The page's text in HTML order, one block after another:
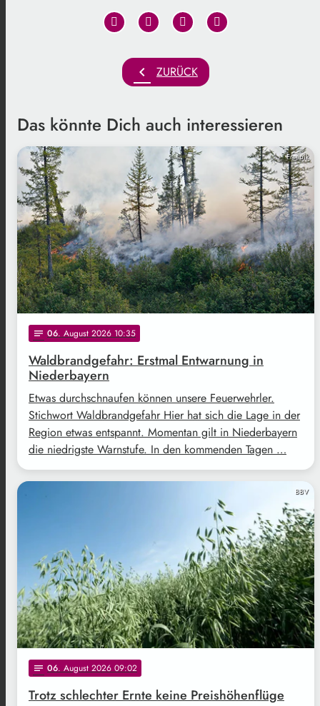
chevron_left ZURÜCK
Das könnte Dich auch interessieren
Freepik
notes 06. August 2026 10:35
Waldbrandgefahr: Erstmal Entwarnung in
Niederbayern
Etwas durchschnaufen können unsere Feuerwehrler.
Stichwort Waldbrandgefahr Hier hat sich die Lage in der
Region etwas entspannt. Momentan gilt in Niederbayern
die niedrigste Warnstufe. In den kommenden Tagen …
BBV
notes 06. August 2026 09:02
Trotz schlechter Ernte keine Preishöhenflüge